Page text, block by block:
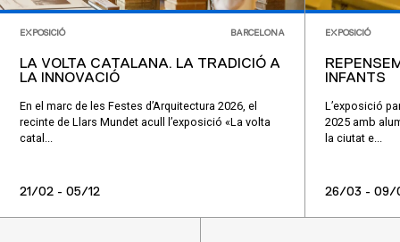
EXPOSICIÓ BARCELONA
LA VOLTA CATALANA. LA TRADICIÓ A
LA INNOVACIÓ
En el marc de les Festes d’Arquitectura 2026, el
recinte de Llars Mundet acull l’exposició «La volta
catal...
21/02 - 05/12
EXPOSICIÓ
INFANTS
L’exposició
2025 amb
la ciutat e...
26/03 - 09/